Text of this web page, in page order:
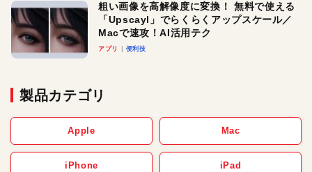
粗い画像を高解像度に変換！ 無料で使える
「Upscayl」でらくらくアップスケール／
Macで速攻！AI活用テク
アプリ 便利技
製品カテゴリ
Apple Mac
iPhone iPad